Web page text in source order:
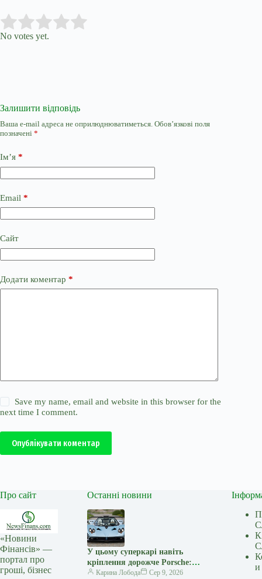
Rate this item:
No votes yet.
Залишити відповідь
Ваша e-mail адреса не оприлюднюватиметься. Обов’язкові поля
позначені *
Ім’я *
Email *
Сайт
Додати коментар *
Save my name, email and website in this browser for the
next time I comment.
Опублікувати коментар
Про сайт
«Новини
Фінансів» —
портал про
гроші, бізнес
Останні новини
У цьому суперкарі навіть
кріплення дорожче Porsche:
навіщо Pagani витрачає $160
Карина Лобода Сер 9, 2026
и